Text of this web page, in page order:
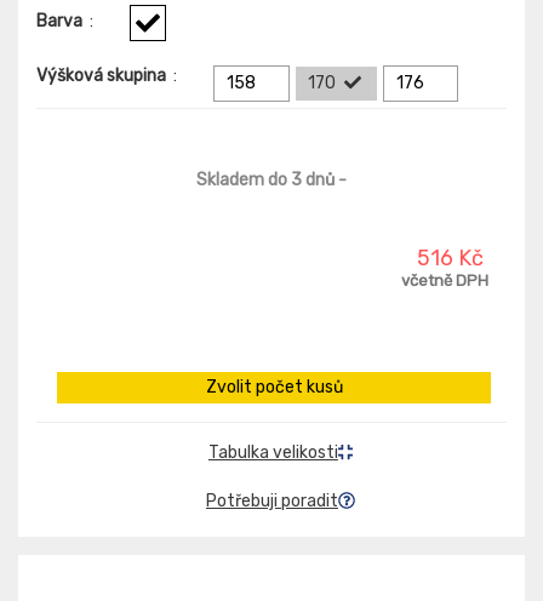
Barva :
Výšková skupina : 158 170 176
Skladem do 3 dnů -
516 Kč
včetně DPH
Zvolit počet kusů
Tabulka velikosti
Potřebuji poradit